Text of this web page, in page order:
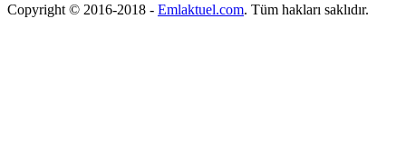
Copyright © 2016-2018 - Emlaktuel.com. Tüm hakları saklıdır.